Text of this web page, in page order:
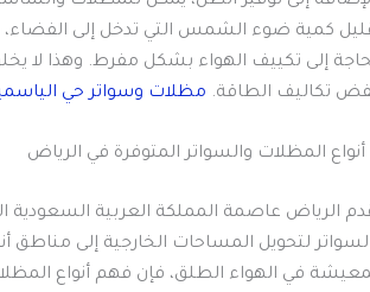
كمية ضوء الشمس التي تدخل إلى الفضاء،
إلى تكييف الهواء بشكل مفرط. وهذا لا
تكاليف الطاقة. مظلات وسواتر حي
الرياض عاصمة المملكة العربية السعودية
لتحويل المساحات الخارجية إلى مناطق
في الهواء الطلق، فإن فهم أنواع